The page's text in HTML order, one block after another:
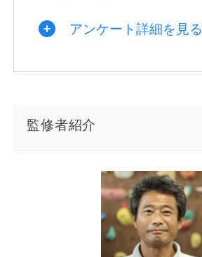
アンケート詳細を見る
監修者紹介